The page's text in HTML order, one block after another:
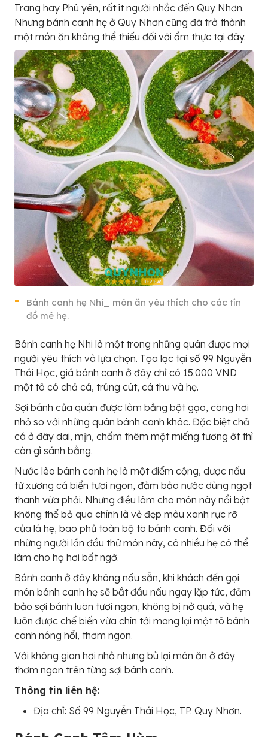
Trang hay Phú yên, rất ít người nhắc đến Quy Nhơn.
Nhưng bánh canh hẹ ở Quy Nhơn cũng đã trở thành
một món ăn không thể thiếu đối với ẩm thực tại đây.
Bánh canh hẹ Nhi_ món ăn yêu thích cho các tín
đồ mê hẹ.
Bánh canh hẹ Nhi là một trong những quán được mọi
người yêu thích và lựa chọn. Tọa lạc tại số 99 Nguyễn
Thái Học, giá bánh canh ở đây chỉ có 15.000 VND
một tô có chả cá, trúng cút, cá thu và hẹ.
Sợi bánh của quán được làm bằng bột gạo, công hơi
nhỏ so với những quán bánh canh khác. Đặc biệt chả
cá ở đây dai, mịn, chấm thêm một miếng tương ớt thì
còn gì sánh bằng.
Nước lèo bánh canh hẹ là một điểm cộng, dược nấu
từ xương cá biển tươi ngon, đảm bảo nước dùng ngọt
thanh vừa phải. Nhưng điều làm cho món này nổi bật
không thể bỏ qua chính là vẻ đẹp màu xanh rực rỡ
của lá hẹ, bao phủ toàn bộ tô bánh canh. Đối với
những người lần đầu thử món này, có nhiều hẹ có thể
làm cho họ hơi bất ngờ.
Bánh canh ở đây không nấu sẵn, khi khách đến gọi
món bánh canh hẹ sẽ bắt đầu nấu ngay lặp tức, đảm
bảo sợi bánh luôn tươi ngon, không bị nở quá, và hẹ
luôn được chế biến vừa chín tới mang lại một tô bánh
canh nóng hổi, thơm ngon.
Với không gian hơi nhỏ nhưng bù lại món ăn ở đây
thơm ngon trên từng sợi bánh canh.
Thông tin liên hệ:
Địa chỉ: Số 99 Nguyễn Thái Học, TP. Quy Nhơn.